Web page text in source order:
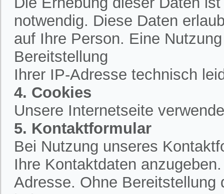
notwendig. Diese Daten
auf Ihre Person. Eine
Bereitstellung
Ihrer IP-Adresse technisch
4. Cookies
Unsere Internetseite
5. Kontaktformular
Bei Nutzung unseres
Ihre Kontaktdaten
Adresse. Ohne Bereitstellung